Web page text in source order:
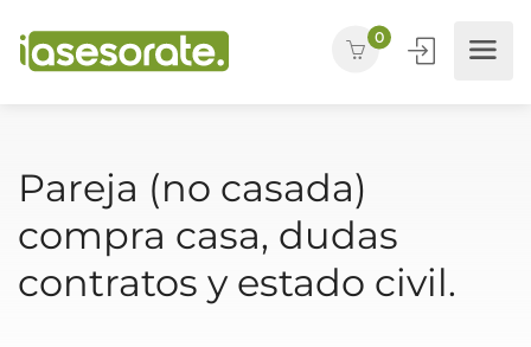
0
Pareja (no casada)
compra casa, dudas
contratos y estado civil.